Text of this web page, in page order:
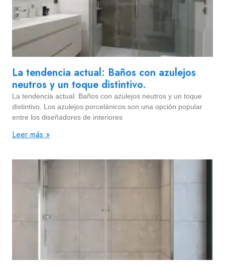
La tendencia actual: Baños con azulejos
neutros y un toque distintivo.
La tendencia actual: Baños con azulejos neutros y un toque
distintivo. Los azulejos porcelánicos son una opción popular
entre los diseñadores de interiores
Leer más »